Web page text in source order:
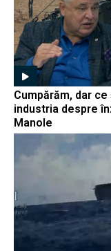
Cumpărăm, dar
industria despre
Manole